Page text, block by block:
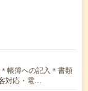
帳簿への記入＊書類
対応・電…